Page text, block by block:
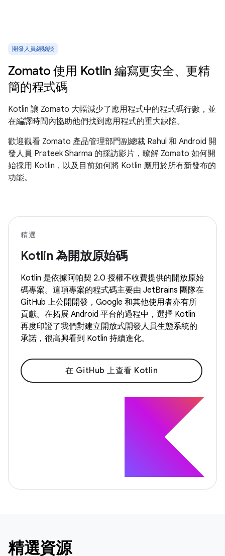
開發人員經驗談
Zomato 使用 Kotlin 編寫更安全、更精
簡的程式碼
Kotlin 讓 Zomato 大幅減少了應用程式中的程式碼行數，並
在編譯時間內協助他們找到應用程式的重大缺陷。
歡迎觀看 Zomato 產品管理部門副總裁 Rahul 和 Android 開
發人員 Prateek Sharma 的採訪影片，瞭解 Zomato 如何開
始採用 Kotlin，以及目前如何將 Kotlin 應用於所有新發布的
功能。
精選
Kotlin 為開放原始碼
Kotlin 是依據阿帕契 2.0 授權不收費提供的開放原始
碼專案。這項專案的程式碼主要由 JetBrains 團隊在
GitHub 上公開開發，Google 和其他使用者亦有所
貢獻。在拓展 Android 平台的過程中，選擇 Kotlin
再度印證了我們對建立開放式開發人員生態系統的
承諾，很高興看到 Kotlin 持續進化。
在 GitHub 上查看 Kotlin
精選資源